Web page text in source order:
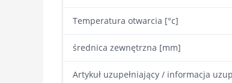
Temperatura otwarcia [°c]
średnica zewnętrzna [mm]
Artykuł uzupełniający / informacja